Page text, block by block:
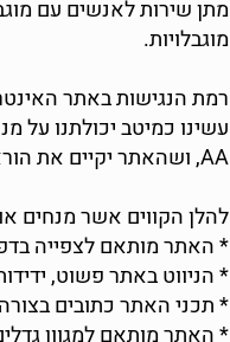
מתן שירות לאנשים עם
מוגבלויות.
רמת הנגישות באתר
AA, ושהאתר יקיים את הוראות מסמך WCAG2.0 מאת ארגון W3C.
​להלן הקווים אשר מנחים
* האתר מותאם לצפייה
* הניווט באתר פשוט,
* תכני האתר כתובים
* האתר מותאם למגוון